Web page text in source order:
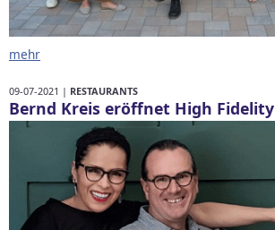
mehr
09-07-2021 | RESTAURANTS
Bernd Kreis eröffnet High Fidelity